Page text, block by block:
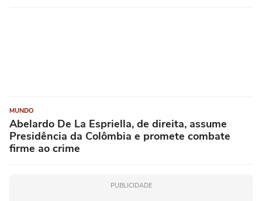
MUNDO
Abelardo De La Espriella, de direita, assume
Presidência da Colômbia e promete combate
firme ao crime
PUBLICIDADE